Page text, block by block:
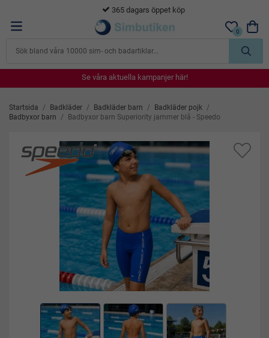
365 dagars öppet köp
0
Se våra aktuella kampanjer här!
Se våra aktuella kampanjer här!
Se våra aktuella kampanjer här!
Se våra aktuella kampanjer här!
Startsida / Badkläder / Badkläder barn / Badkläder pojk /
Badbyxor barn
/ Badbyxor barn Superiority jammer blå - Speedo